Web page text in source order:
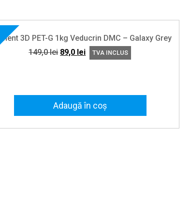
3D PET-G 1kg Veducrin DMC – Galaxy Grey
149,0lei Prețul
149,0 lei.
89,0 leiPrețul
curent
TVA INCLUS
Adaugă în coș